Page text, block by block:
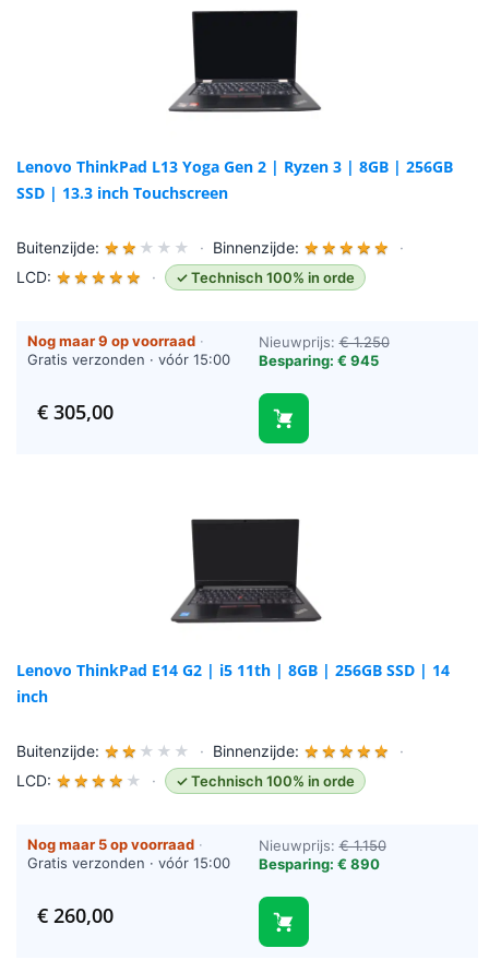
Lenovo ThinkPad L13 Yoga Gen 2 | Ryzen 3 | 8GB | 256GB
SSD | 13.3 inch Touchscreen
Buitenzijde: ★ ★ ★ ★ ★ · Binnenzijde: ★ ★ ★ ★ ★
·
LCD: ★ ★ ★ ★ ★ · ✓ Technisch 100% in orde
Nog maar 9 op voorraad ·
Gratis verzonden · vóór 15:00
Nieuwprijs:€ 1.250
Besparing: € 945
€305,00
Lenovo ThinkPad E14 G2 | i5 11th | 8GB | 256GB SSD | 14
inch
Buitenzijde: ★ ★ ★ ★ ★ · Binnenzijde: ★ ★ ★ ★ ★
·
LCD: ★ ★ ★ ★ ★ · ✓ Technisch 100% in orde
Nog maar 5 op voorraad ·
Gratis verzonden · vóór 15:00
Nieuwprijs:€ 1.150
Besparing: € 890
€260,00